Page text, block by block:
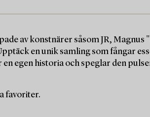
av konstnärer såsom JR, Magnus
en unik samling som fångar
egen historia och speglar den
favoriter.